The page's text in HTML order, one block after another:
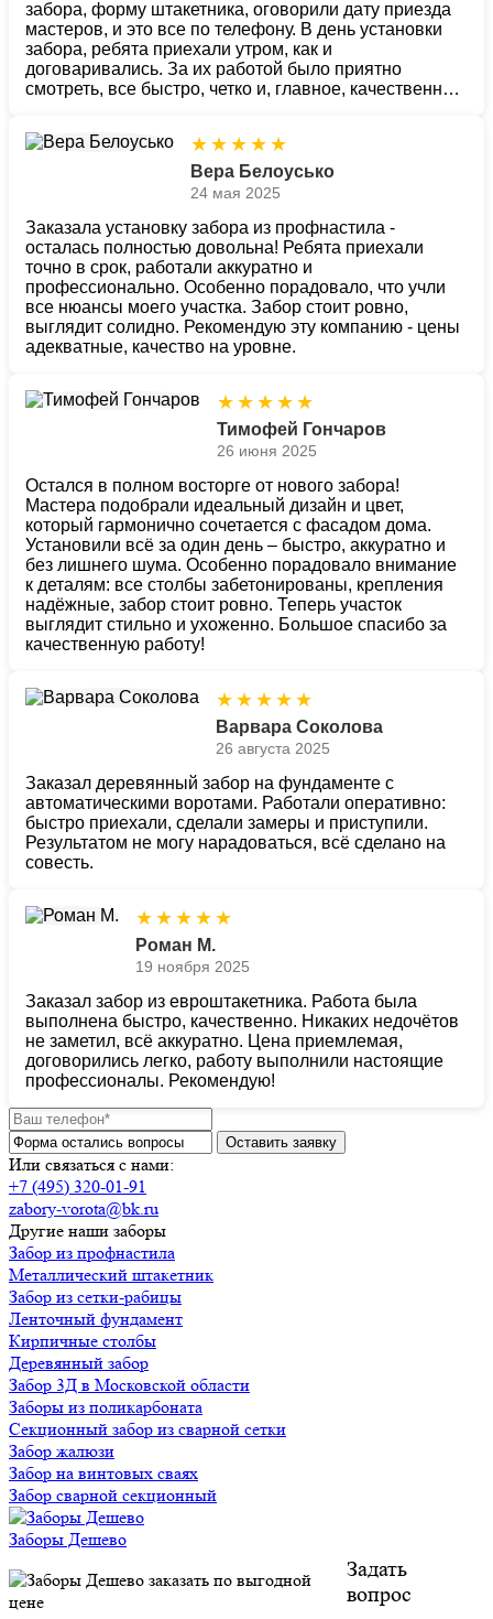
забора, форму штакетника, оговорили дату приезда
мастеров, и это все по телефону. В день установки
забора, ребята приехали утром, как и
договаривались. За их работой было приятно
смотреть, все быстро, четко и, главное, качественно.
также ответственное отношение рабочих. Всех
специалистов компании хочу поблагодарить за
работу. Все на высоте - и обслуживание, и доставка,
цены невысокие, монтаж с гарантией. Будем
★ ★ ★ ★ ★
Вера Белоусько
24 мая 2025
Заказала установку забора из профнастила -
осталась полностью довольна! Ребята приехали
точно в срок, работали аккуратно и
профессионально. Особенно порадовало, что учли
все нюансы моего участка. Забор стоит ровно,
выглядит солидно. Рекомендую эту компанию - цены
адекватные, качество на уровне.
★ ★ ★ ★ ★
Тимофей Гончаров
26 июня 2025
Остался в полном восторге от нового забора!
Мастера подобрали идеальный дизайн и цвет,
который гармонично сочетается с фасадом дома.
Установили всё за один день – быстро, аккуратно и
без лишнего шума. Особенно порадовало внимание
к деталям: все столбы забетонированы, крепления
надёжные, забор стоит ровно. Теперь участок
выглядит стильно и ухоженно. Большое спасибо за
качественную работу!
★ ★ ★ ★ ★
Варвара Соколова
26 августа 2025
Заказал деревянный забор на фундаменте с
автоматическими воротами. Работали оперативно:
быстро приехали, сделали замеры и приступили.
Результатом не могу нарадоваться, всё сделано на
совесть.
★ ★ ★ ★ ★
Роман М.
19 ноября 2025
Заказал забор из евроштакетника. Работа была
выполнена быстро, качественно. Никаких недочётов
не заметил, всё аккуратно. Цена приемлемая,
договорились легко, работу выполнили настоящие
профессионалы. Рекомендую!
Или связаться с нами:
+7 (495) 320-01-91
zabory-vorota@bk.ru
Другие наши заборы
Забор из профнастила
Металлический штакетник
Забор из сетки-рабицы
Ленточный фундамент
Кирпичные столбы
Деревянный забор
Забор 3Д в Московской области
Заборы из поликарбоната
Секционный забор из сварной сетки
Забор жалюзи
Забор на винтовых сваях
Забор сварной секционный
Заборы Дешево
Задать
вопрос